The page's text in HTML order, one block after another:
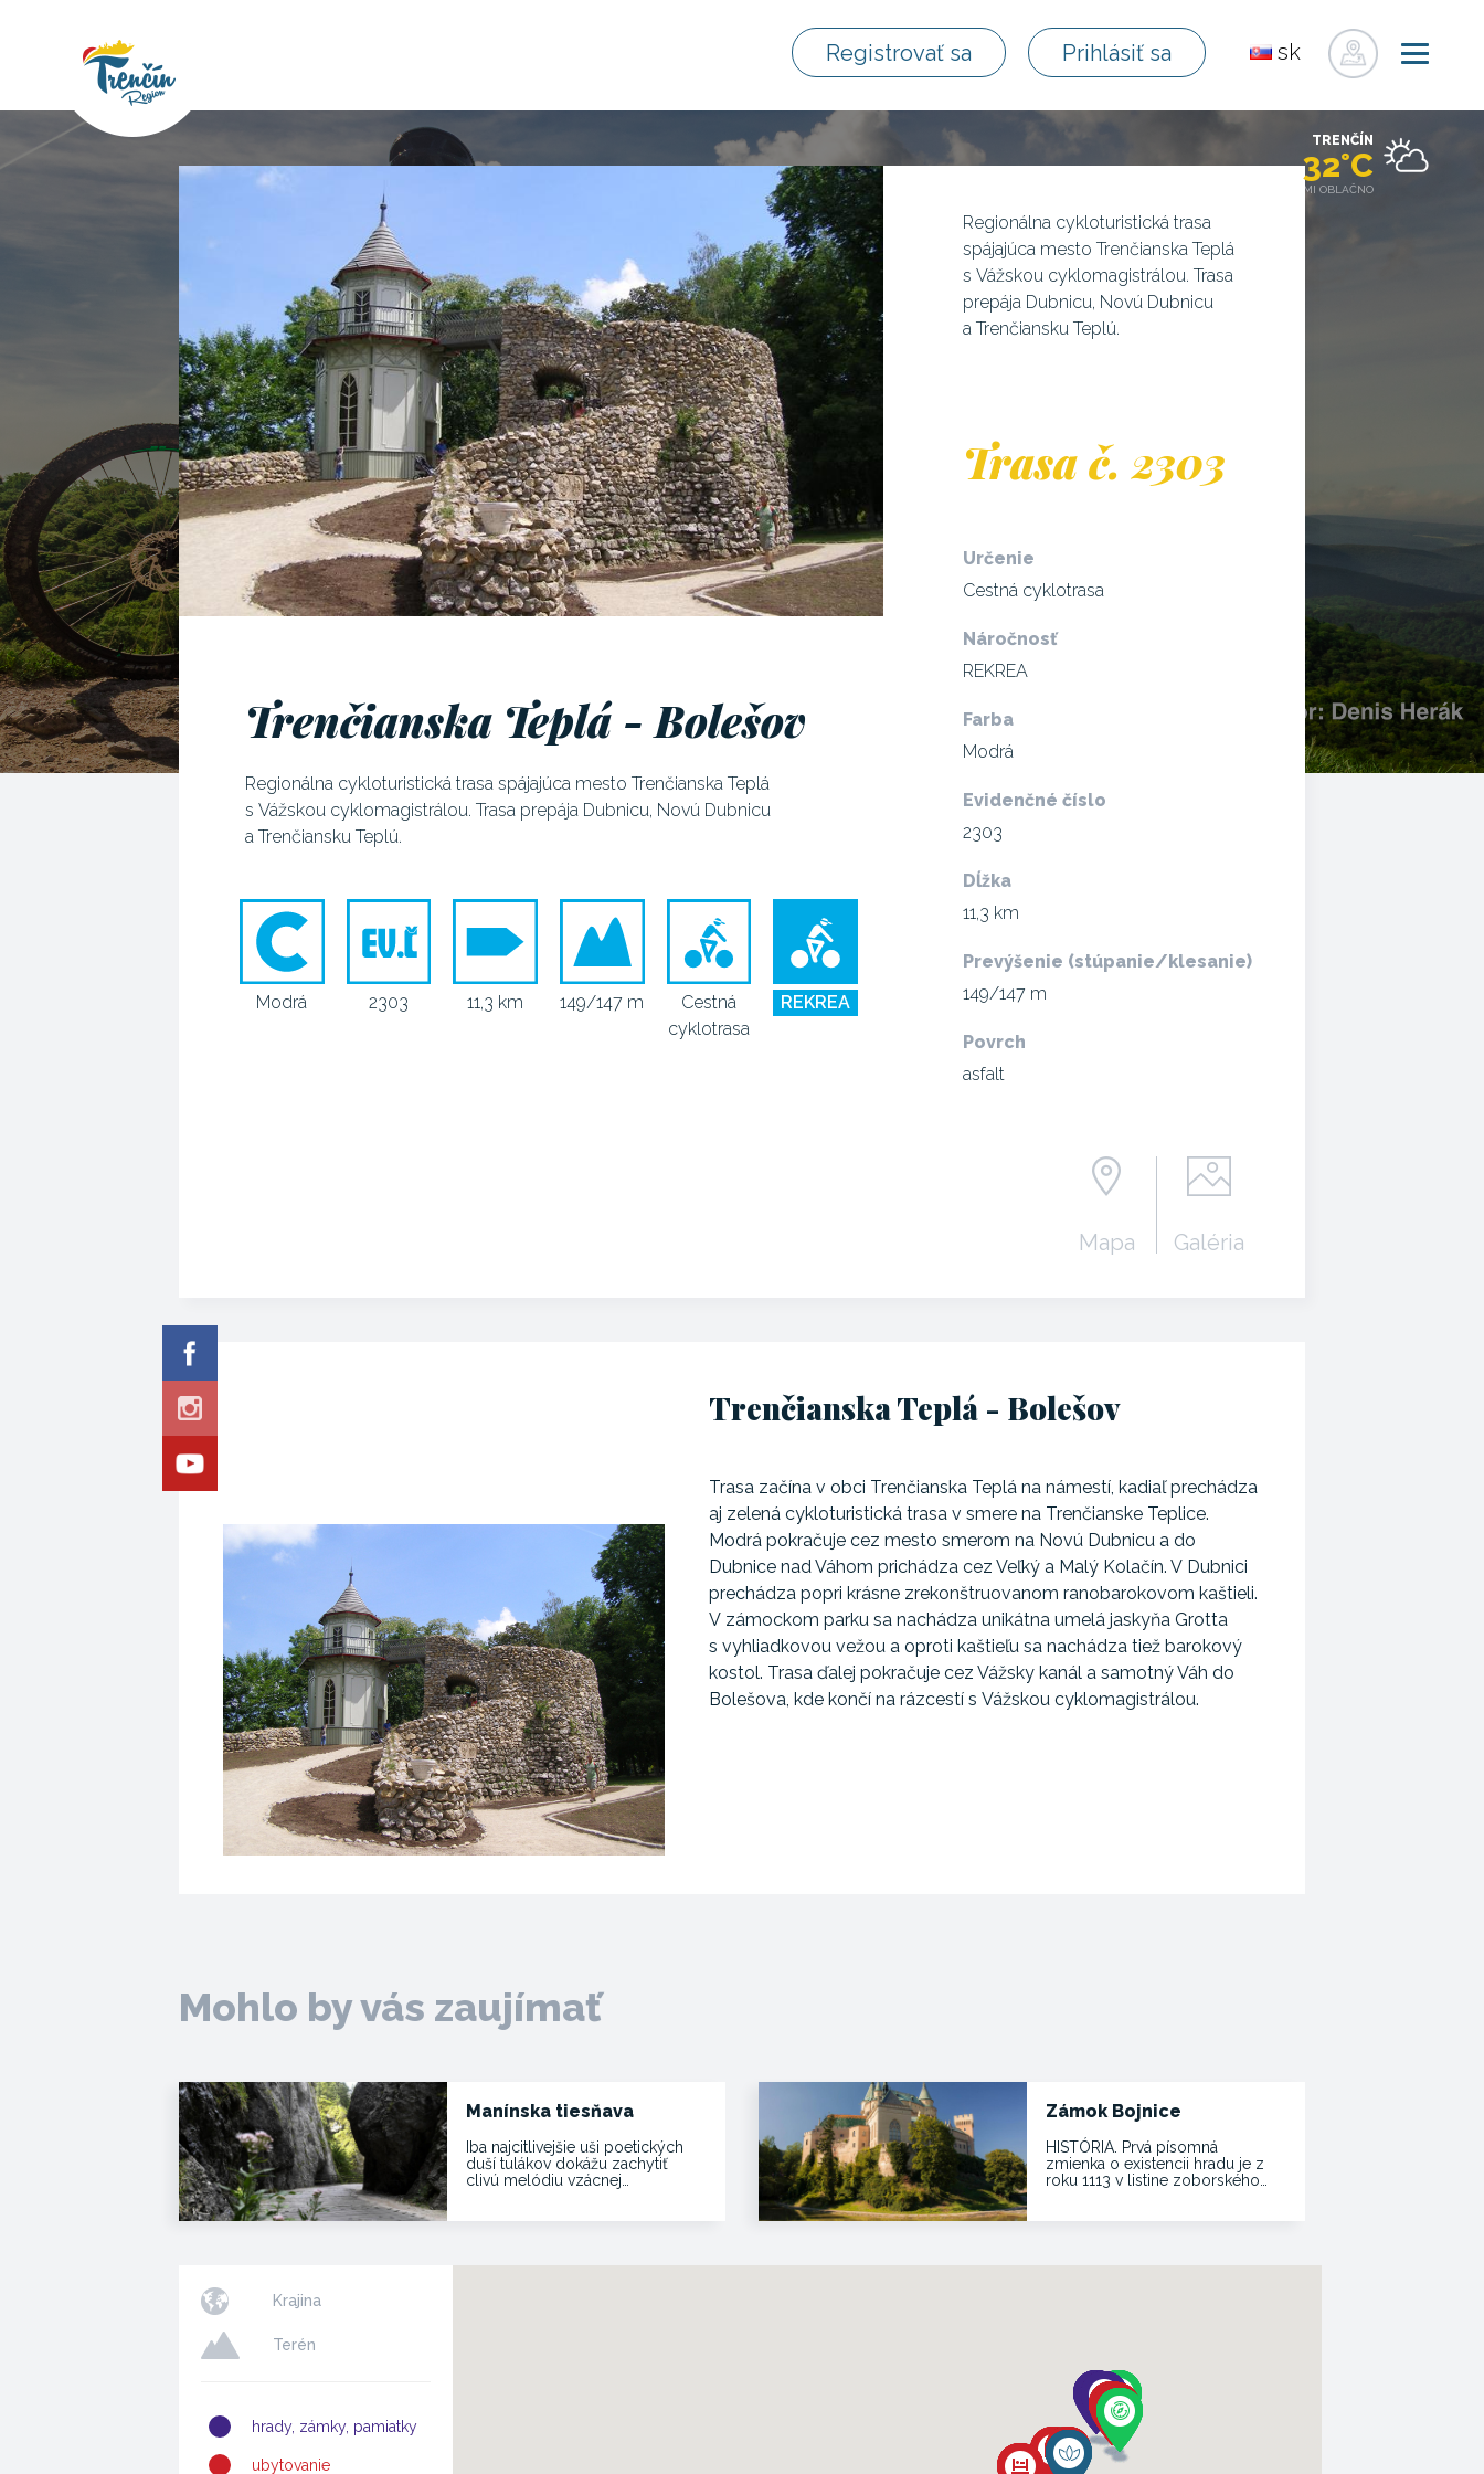
Registrovať sa Prihlásiť sa
sk
TRENČÍN
32°C
MIESTAMI OBLAČNO
Regionálna cykloturistická trasa
spájajúca mesto Trenčianska Teplá
s Vážskou cyklomagistrálou. Trasa
prepája Dubnicu, Novú Dubnicu
a Trenčiansku Teplú.
Trasa č. 2303
Určenie
Cestná cyklotrasa
Náročnosť
REKREA
Farba
Modrá
Evidenčné číslo
2303
Dĺžka
11,3 km
Prevýšenie (stúpanie/klesanie)
149/147 m
Povrch
asfalt
Trenčianska Teplá - Bolešov
Regionálna cykloturistická trasa spájajúca mesto Trenčianska Teplá
s Vážskou cyklomagistrálou. Trasa prepája Dubnicu, Novú Dubnicu
a Trenčiansku Teplú.
Modrá 2303 11,3 km 149/147 m
Cestná
cyklotrasa
REKREA
Mapa Galéria
Trenčianska Teplá - Bolešov
Trasa začína v obci Trenčianska Teplá na námestí, kadiaľ prechádza
aj zelená cykloturistická trasa v smere na Trenčianske Teplice.
Modrá pokračuje cez mesto smerom na Novú Dubnicu a do
Dubnice nad Váhom prichádza cez Veľký a Malý Kolačín. V Dubnici
prechádza popri krásne zrekonštruovanom ranobarokovom kaštieli.
V zámockom parku sa nachádza unikátna umelá jaskyňa Grotta
s vyhliadkovou vežou a oproti kaštieľu sa nachádza tiež barokový
kostol. Trasa ďalej pokračuje cez Vážsky kanál a samotný Váh do
Bolešova, kde končí na rázcestí s Vážskou cyklomagistrálou.
Mohlo by vás zaujímať
Manínska tiesňava
Iba najcitlivejšie uši poetických
duší tulákov dokážu zachytiť
clivú melódiu vzácnej…
Zámok Bojnice
HISTÓRIA. Prvá písomná
zmienka o existencii hradu je z
roku 1113 v listine zoborského…
Krajina
Terén
hrady, zámky, pamiatky
ubytovanie